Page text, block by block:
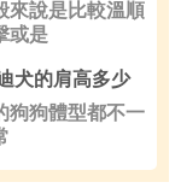
來說是比較溫順
或是
犬的肩高多少
狗狗體型都不一